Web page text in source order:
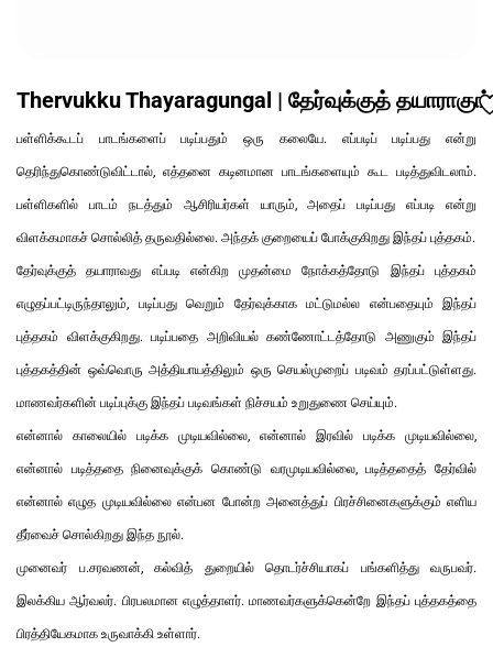
Thervukku Thayaragungal | தேர்வுக்குத்
பள்ளிக்கூடப் பாடங்களைப் படிப்பதும் ஒரு கலையே. எப்படிப் படிப்பது என்று
தெரிந்துகொண்டுவிட்டால், எத்தனை கடினமான பாடங்களையும் கூட படித்துவிடலாம்.
பள்ளிகளில் பாடம் நடத்தும் ஆசிரியர்கள் யாரும், அதைப் படிப்பது எப்படி என்று
விளக்கமாகச் சொல்லித் தருவதில்லை. அந்தக் குறையைப் போக்குகிறது இந்தப் புத்தகம்.
தேர்வுக்குத் தயாராவது எப்படி என்கிற முதன்மை நோக்கத்தோடு இந்தப் புத்தகம்
எழுதப்பட்டிருந்தாலும், படிப்பது வெறும் தேர்வுக்காக மட்டுமல்ல என்பதையும் இந்தப்
புத்தகம் விளக்குகிறது. படிப்பதை அறிவியல் கண்ணோட்டத்தோடு அணுகும் இந்தப்
புத்தகத்தின் ஒவ்வொரு அத்தியாயத்திலும் ஒரு செயல்முறைப் படிவம் தரப்பட்டுள்ளது.
மாணவர்களின் படிப்புக்கு இந்தப் படிவங்கள் நிச்சயம் உறுதுணை செய்யும்.
என்னால் காலையில் படிக்க முடியவில்லை, என்னால் இரவில் படிக்க முடியவில்லை,
என்னால் படித்ததை நினைவுக்குக் கொண்டு வரமுடியவில்லை, படித்ததைத் தேர்வில்
என்னால் எழுத முடியவில்லை என்பன போன்ற அனைத்துப் பிரச்சினைகளுக்கும் எளிய
தீர்வைச் சொல்கிறது இந்த நூல்.
முனைவர் ப.சரவணன், கல்வித் துறையில் தொடர்ச்சியாகப் பங்களித்து வருபவர்.
இலக்கிய ஆர்வலர். பிரபலமான எழுத்தாளர். மாணவர்களுக்கென்றே இந்தப் புத்தகத்தை
பிரத்தியேகமாக உருவாக்கி உள்ளார்.